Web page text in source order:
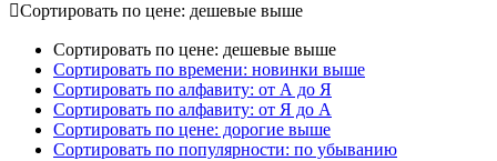
Сортировать по цене: дешевые выше
Сортировать по цене: дешевые выше
Сортировать по времени: новинки выше
Сортировать по алфавиту: от А до Я
Сортировать по алфавиту: от Я до А
Сортировать по цене: дорогие выше
Сортировать по популярности: по убыванию